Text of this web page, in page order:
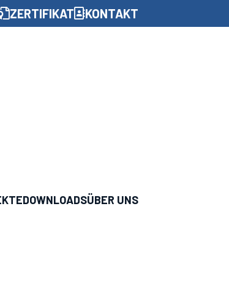
ZERTIFIKAT KONTAKT
DOWNLOADSÜBER UNS